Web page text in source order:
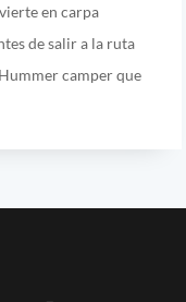
en carpa
de salir a la ruta
camper que